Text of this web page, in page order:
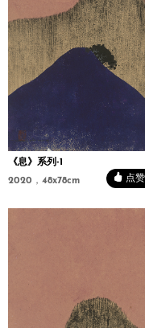
《息》系列-1
2020，48x78cm
点